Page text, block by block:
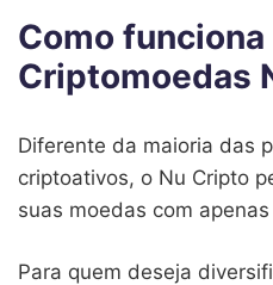
Como funciona
Criptomoedas
Diferente da maioria das
criptoativos, o Nu Cripto
suas moedas com apenas
Para quem deseja